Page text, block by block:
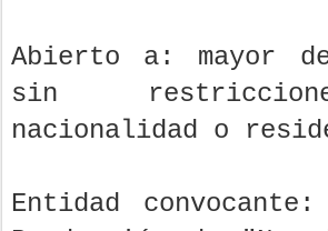
Abierto a: mayor
sin
nacionalidad o
Entidad